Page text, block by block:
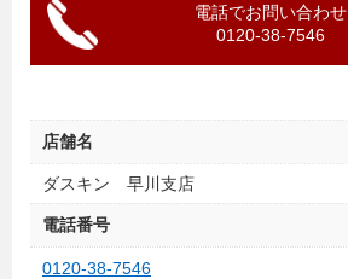
店舗名
ダスキン 早川支店
電話番号
0120-38-7546
電話でお問い合わせ
0120-38-7546